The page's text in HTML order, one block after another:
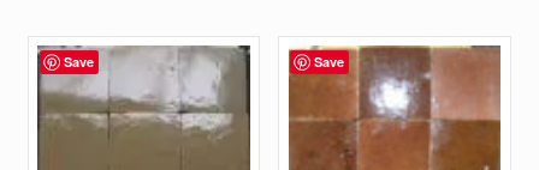
€ 133.10
€ 170.55
€
Save Save